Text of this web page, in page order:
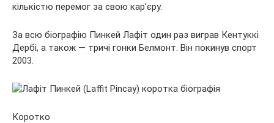
кількістю перемог за свою кар’єру.
За всю біографію Пинкей Лафіт один раз виграв Кентуккі
Дербі, а також — тричі гонки Белмонт. Він покинув спорт
2003.
Коротко